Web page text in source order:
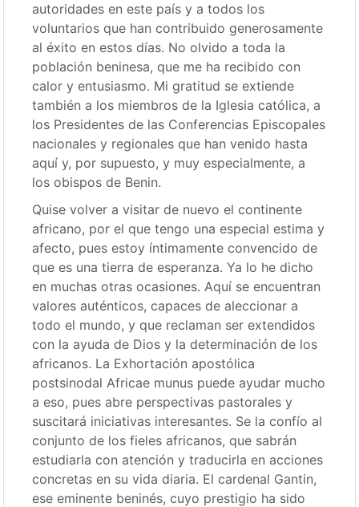
autoridades en este país y a todos los
voluntarios que han contribuido generosamente
al éxito en estos días. No olvido a toda la
población beninesa, que me ha recibido con
calor y entusiasmo. Mi gratitud se extiende
también a los miembros de la Iglesia católica, a
los Presidentes de las Conferencias Episcopales
nacionales y regionales que han venido hasta
aquí y, por supuesto, y muy especialmente, a
los obispos de Benin.
Quise volver a visitar de nuevo el continente
africano, por el que tengo una especial estima y
afecto, pues estoy íntimamente convencido de
que es una tierra de esperanza. Ya lo he dicho
en muchas otras ocasiones. Aquí se encuentran
valores auténticos, capaces de aleccionar a
todo el mundo, y que reclaman ser extendidos
con la ayuda de Dios y la determinación de los
africanos. La Exhortación apostólica
postsinodal Africae munus puede ayudar mucho
a eso, pues abre perspectivas pastorales y
suscitará iniciativas interesantes. Se la confío al
conjunto de los fieles africanos, que sabrán
estudiarla con atención y traducirla en acciones
concretas en su vida diaria. El cardenal Gantin,
ese eminente beninés, cuyo prestigio ha sido